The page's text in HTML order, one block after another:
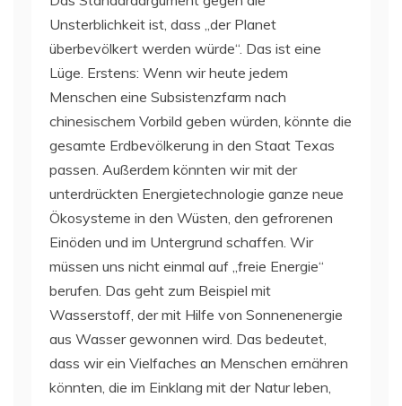
Unsterblichkeit ist, dass „der Planet
überbevölkert werden würde“. Das ist eine
Lüge. Erstens: Wenn wir heute jedem
Menschen eine Subsistenzfarm nach
chinesischem Vorbild geben würden, könnte die
gesamte Erdbevölkerung in den Staat Texas
passen. Außerdem könnten wir mit der
unterdrückten Energietechnologie ganze neue
Ökosysteme in den Wüsten, den gefrorenen
Einöden und im Untergrund schaffen. Wir
müssen uns nicht einmal auf „freie Energie“
berufen. Das geht zum Beispiel mit
Wasserstoff, der mit Hilfe von Sonnenenergie
aus Wasser gewonnen wird. Das bedeutet,
dass wir ein Vielfaches an Menschen ernähren
könnten, die im Einklang mit der Natur leben,